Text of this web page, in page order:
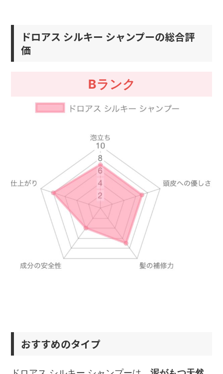
ドロアス シルキー シャンプーの総合評
価
Bランク
おすすめのタイプ